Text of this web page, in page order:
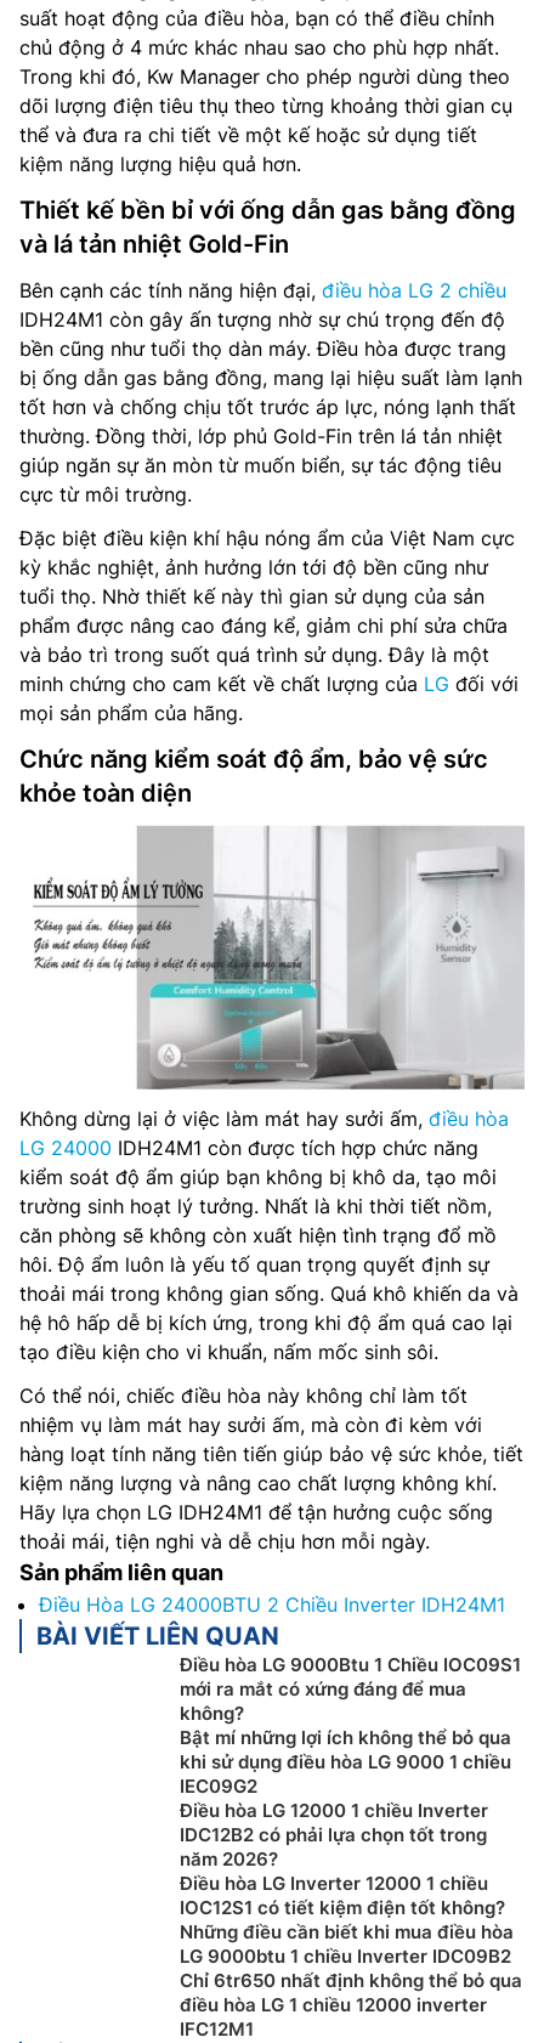
suất hoạt động của điều hòa, bạn có thể điều chỉnh
chủ động ở 4 mức khác nhau sao cho phù hợp nhất.
Trong khi đó, Kw Manager cho phép người dùng theo
dõi lượng điện tiêu thụ theo từng khoảng thời gian cụ
thể và đưa ra chi tiết về một kế hoặc sử dụng tiết
kiệm năng lượng hiệu quả hơn.
Thiết kế bền bỉ với ống dẫn gas bằng đồng
và lá tản nhiệt Gold-Fin
Bên cạnh các tính năng hiện đại, điều hòa LG 2 chiều
IDH24M1 còn gây ấn tượng nhờ sự chú trọng đến độ
bền cũng như tuổi thọ dàn máy. Điều hòa được trang
bị ống dẫn gas bằng đồng, mang lại hiệu suất làm lạnh
tốt hơn và chống chịu tốt trước áp lực, nóng lạnh thất
thường. Đồng thời, lớp phủ Gold-Fin trên lá tản nhiệt
giúp ngăn sự ăn mòn từ muốn biển, sự tác động tiêu
cực từ môi trường.
Đặc biệt điều kiện khí hậu nóng ẩm của Việt Nam cực
kỳ khắc nghiệt, ảnh hưởng lớn tới độ bền cũng như
tuổi thọ. Nhờ thiết kế này thì gian sử dụng của sản
phẩm được nâng cao đáng kể, giảm chi phí sửa chữa
và bảo trì trong suốt quá trình sử dụng. Đây là một
minh chứng cho cam kết về chất lượng của LG đối với
mọi sản phẩm của hãng.
Chức năng kiểm soát độ ẩm, bảo vệ sức
khỏe toàn diện
Không dừng lại ở việc làm mát hay sưởi ấm, điều hòa
LG 24000 IDH24M1 còn được tích hợp chức năng
kiểm soát độ ẩm giúp bạn không bị khô da, tạo môi
trường sinh hoạt lý tưởng. Nhất là khi thời tiết nồm,
căn phòng sẽ không còn xuất hiện tình trạng đổ mồ
hôi. Độ ẩm luôn là yếu tố quan trọng quyết định sự
thoải mái trong không gian sống. Quá khô khiến da và
hệ hô hấp dễ bị kích ứng, trong khi độ ẩm quá cao lại
tạo điều kiện cho vi khuẩn, nấm mốc sinh sôi.
Có thể nói, chiếc điều hòa này không chỉ làm tốt
nhiệm vụ làm mát hay sưởi ấm, mà còn đi kèm với
hàng loạt tính năng tiên tiến giúp bảo vệ sức khỏe, tiết
kiệm năng lượng và nâng cao chất lượng không khí.
Hãy lựa chọn LG IDH24M1 để tận hưởng cuộc sống
thoải mái, tiện nghi và dễ chịu hơn mỗi ngày.
Sản phẩm liên quan
Điều Hòa LG 24000BTU 2 Chiều Inverter IDH24M1
BÀI VIẾT LIÊN QUAN
Điều hòa LG 9000Btu 1 Chiều IOC09S1
mới ra mắt có xứng đáng để mua
không?
Bật mí những lợi ích không thể bỏ qua
khi sử dụng điều hòa LG 9000 1 chiều
IEC09G2
Điều hòa LG 12000 1 chiều Inverter
IDC12B2 có phải lựa chọn tốt trong
năm 2026?
Điều hòa LG Inverter 12000 1 chiều
IOC12S1 có tiết kiệm điện tốt không?
Những điều cần biết khi mua điều hòa
LG 9000btu 1 chiều Inverter IDC09B2
Chỉ 6tr650 nhất định không thể bỏ qua
điều hòa LG 1 chiều 12000 inverter
IFC12M1